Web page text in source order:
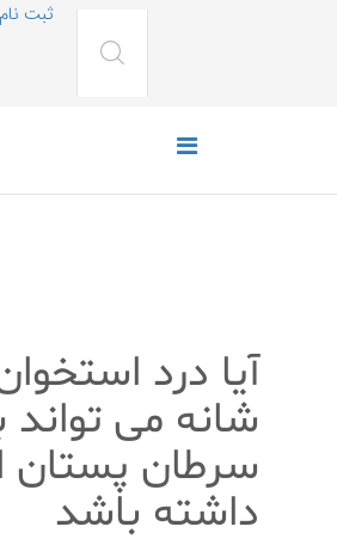
ثبت
آیا درد
شانه می تواند
سرطان پستان
داشته باشد